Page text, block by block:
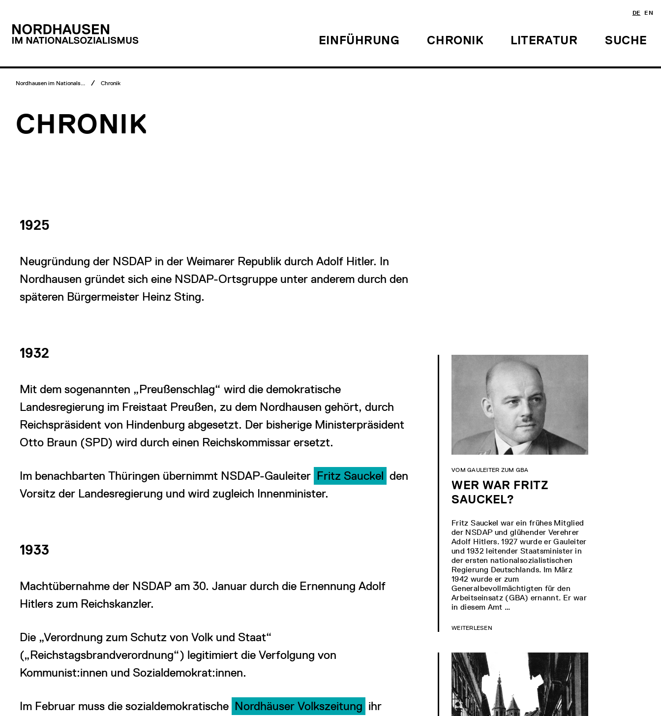
DE EN
Logo
Nordhausen
EINFÜHRUNG CHRONIK LITERATUR SUCHE
Breadcrumb
Nordhausen im Nationals... Chronik
CHRONIK
1925
Neugründung der NSDAP in der Weimarer Republik durch Adolf Hitler. In
Nordhausen gründet sich eine NSDAP-Ortsgruppe unter anderem durch den
späteren Bürgermeister Heinz Sting.
1932
Mit dem sogenannten „Preußenschlag“ wird die demokratische
Landesregierung im Freistaat Preußen, zu dem Nordhausen gehört, durch
Reichspräsident von Hindenburg abgesetzt. Der bisherige Ministerpräsident
Otto Braun (SPD) wird durch einen Reichskommissar ersetzt.
Im benachbarten Thüringen übernimmt NSDAP-Gauleiter Fritz Sauckel den
Vorsitz der Landesregierung und wird zugleich Innenminister.
1933
Machtübernahme der NSDAP am 30. Januar durch die Ernennung Adolf
Hitlers zum Reichskanzler.
Die „Verordnung zum Schutz von Volk und Staat“
(„Reichstagsbrandverordnung“) legitimiert die Verfolgung von
Kommunist:innen und Sozialdemokrat:innen.
Im Februar muss die sozialdemokratische Nordhäuser Volkszeitung ihr
WER WAR FRITZ
SAUCKEL?
VOM GAULEITER ZUM GBA
Fritz Sauckel war ein frühes Mitglied
der NSDAP und glühender Verehrer
Adolf Hitlers. 1927 wurde er Gauleiter
und 1932 leitender Staatsminister in
der ersten nationalsozialistischen
Regierung Deutschlands. Im März
1942 wurde er zum
Generalbevollmächtigten für den
Arbeitseinsatz (GBA) ernannt. Er war
in diesem Amt …
WEITERLESEN